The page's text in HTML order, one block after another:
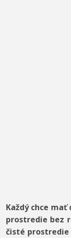
Každý chce
prostredie bez
čisté prostredie